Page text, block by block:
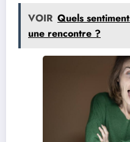
VOIR Quels
une rencontre ?